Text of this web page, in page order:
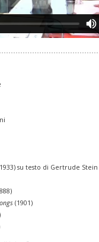
su testo di Gertrude Stein
(1901)